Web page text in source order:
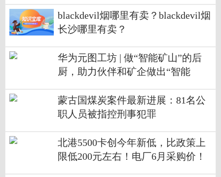
blackdevil烟哪里有卖？blackdevil烟
长沙哪里有卖？
华为元图工坊 | 做“智能矿山”的后
厨，助力伙伴和矿企做出“智能
蒙古国煤炭案件最新进展：81名公
职人员被指控刑事犯罪
北港5500卡创今年新低，比政策上
限低200元左右！电厂6月采购价！